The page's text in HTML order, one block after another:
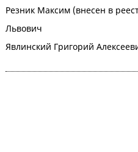
Резник Максим (внесен в реестр иностранных агентов)
Львович
Явлинский Григорий